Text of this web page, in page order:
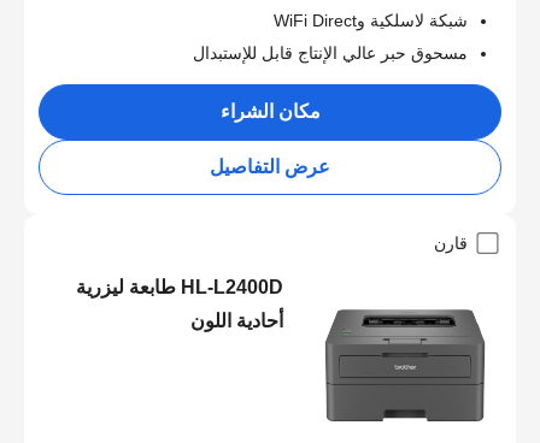
شبكة لاسلكية وWiFi Direct
مسحوق حبر عالي الإنتاج قابل للإستبدال
مكان الشراء
عرض التفاصيل
قارن
HL-L2400D طابعة ليزرية
أحادية اللون